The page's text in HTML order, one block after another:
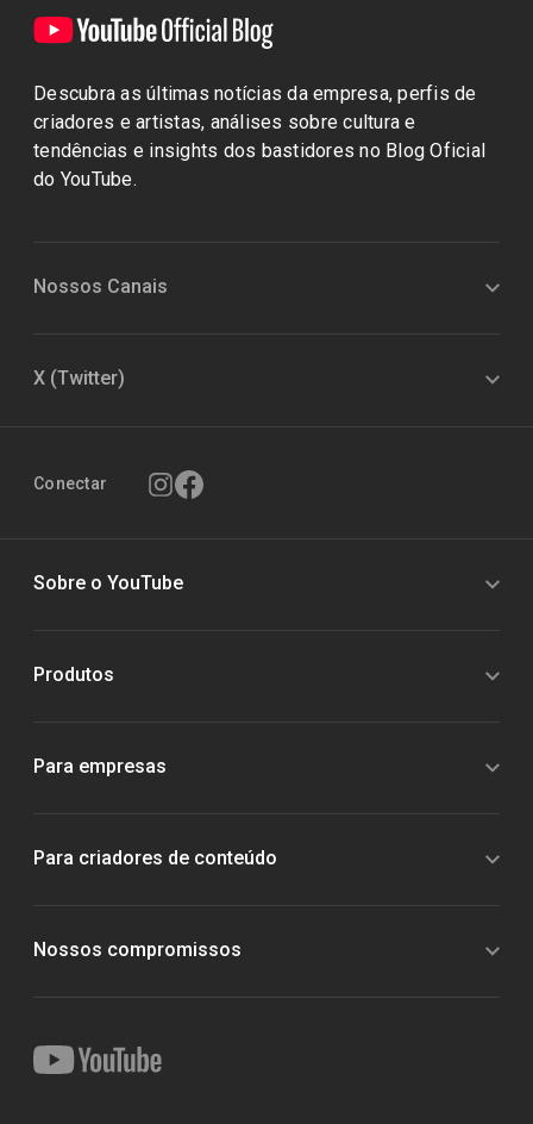
Descubra as últimas notícias da empresa, perfis de
criadores e artistas, análises sobre cultura e
tendências e insights dos bastidores no Blog Oficial
do YouTube.
Nossos Canais
X (Twitter)
Conectar
Sobre o YouTube
Produtos
Para empresas
Para criadores de conteúdo
Nossos compromissos